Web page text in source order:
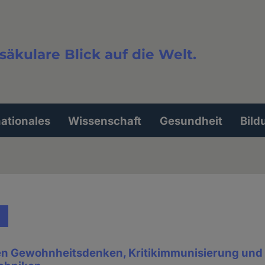
Blick auf die Welt.
Wissenschaft Gesundheit
Gewohnheitsdenken, Kritikimmunisierung und